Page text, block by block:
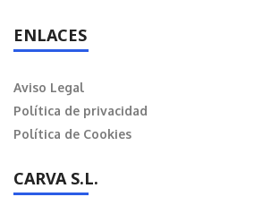
ENLACES
Aviso Legal
Política de privacidad
Política de Cookies
CARVA S.L.